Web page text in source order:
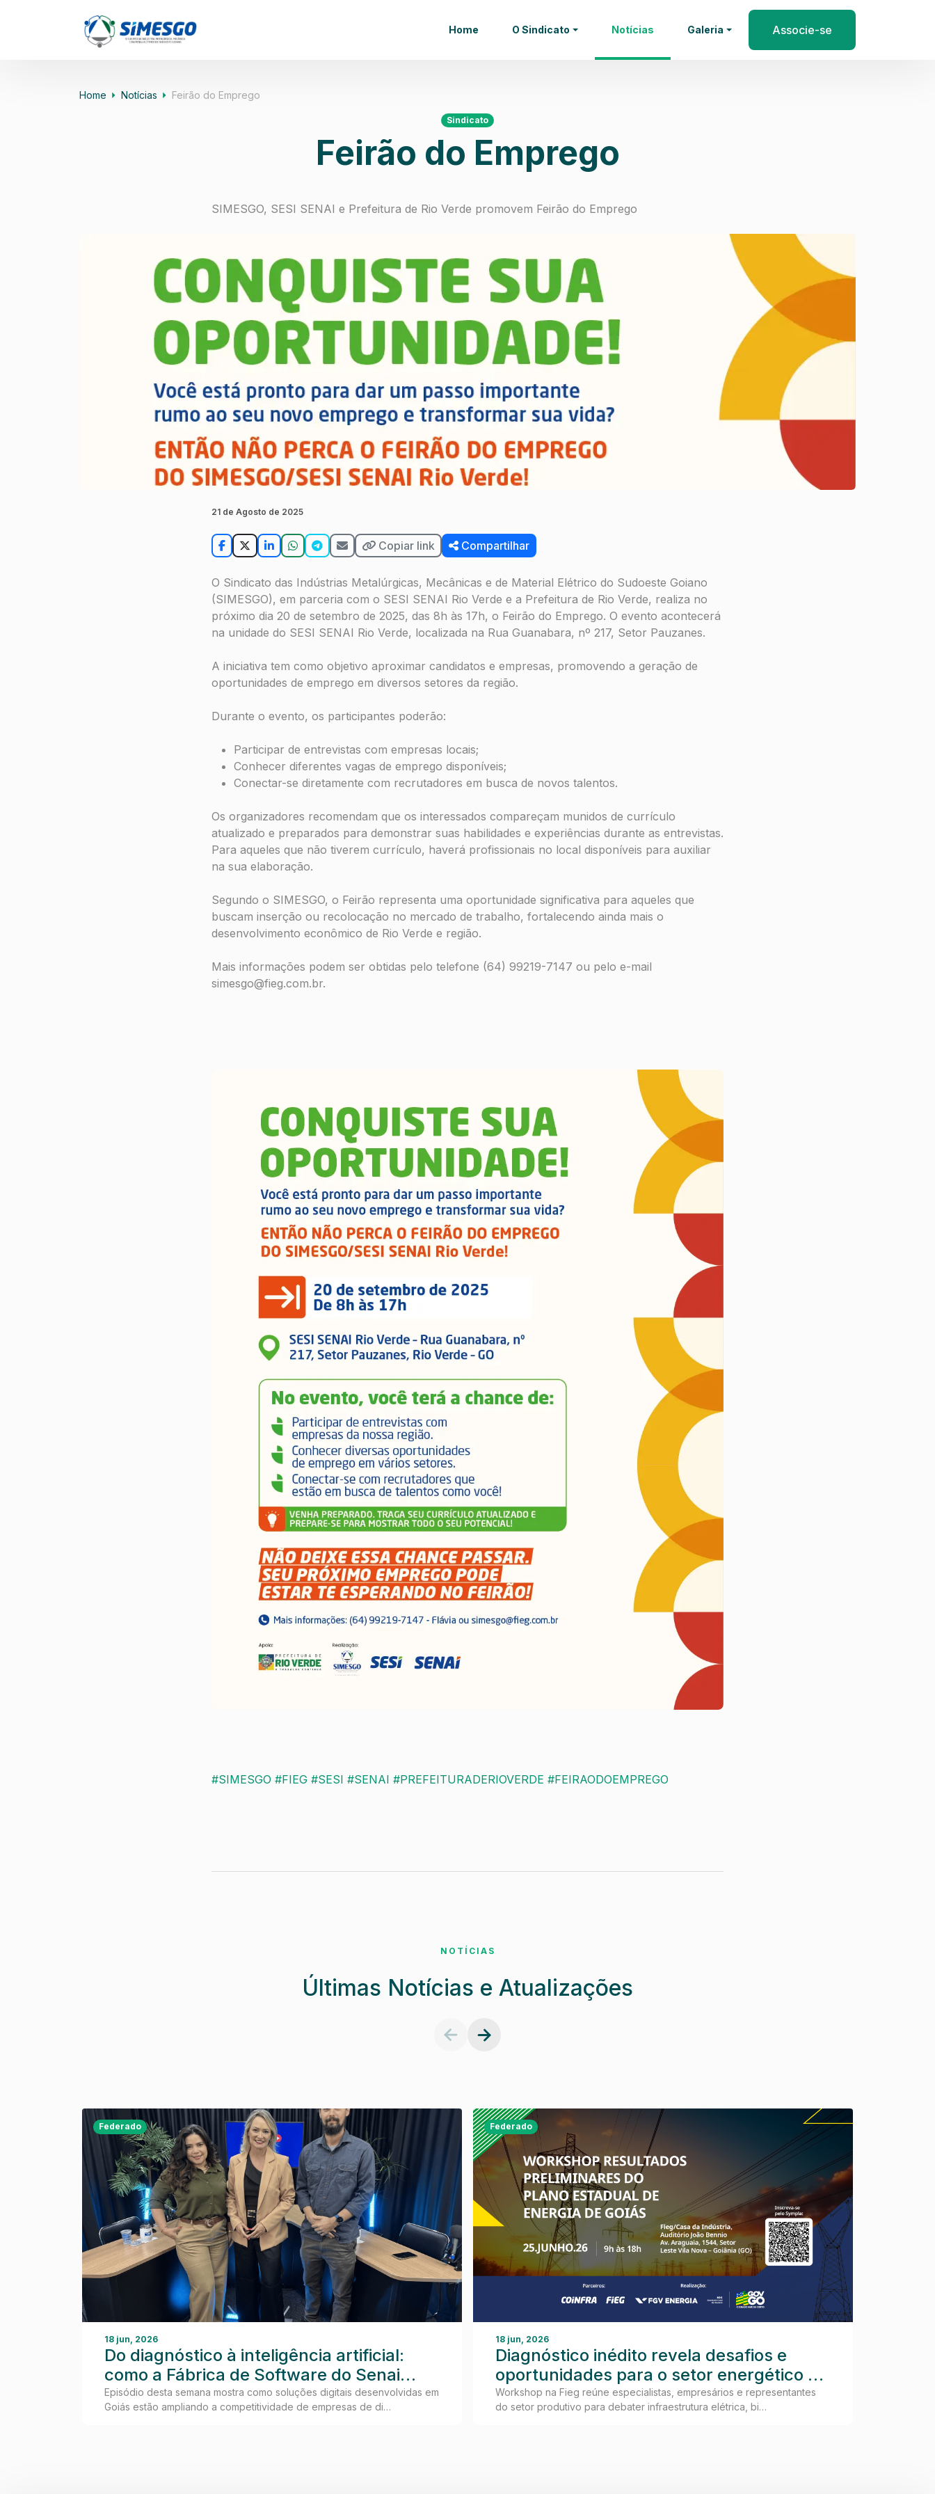
Home O Sindicato Notícias Galeria Associe-se
Home Notícias Feirão do Emprego
Sindicato
Feirão do Emprego
SIMESGO, SESI SENAI e Prefeitura de Rio Verde promovem Feirão do Emprego
21 de Agosto de 2025
Copiar link Compartilhar
O Sindicato das Indústrias Metalúrgicas, Mecânicas e de Material Elétrico do Sudoeste Goiano
(SIMESGO), em parceria com o SESI SENAI Rio Verde e a Prefeitura de Rio Verde, realiza no
próximo dia 20 de setembro de 2025, das 8h às 17h, o Feirão do Emprego. O evento acontecerá
na unidade do SESI SENAI Rio Verde, localizada na Rua Guanabara, nº 217, Setor Pauzanes.
A iniciativa tem como objetivo aproximar candidatos e empresas, promovendo a geração de
oportunidades de emprego em diversos setores da região.
Durante o evento, os participantes poderão:
Participar de entrevistas com empresas locais;
Conhecer diferentes vagas de emprego disponíveis;
Conectar-se diretamente com recrutadores em busca de novos talentos.
Os organizadores recomendam que os interessados compareçam munidos de currículo
atualizado e preparados para demonstrar suas habilidades e experiências durante as entrevistas.
Para aqueles que não tiverem currículo, haverá profissionais no local disponíveis para auxiliar
na sua elaboração.
Segundo o SIMESGO, o Feirão representa uma oportunidade significativa para aqueles que
buscam inserção ou recolocação no mercado de trabalho, fortalecendo ainda mais o
desenvolvimento econômico de Rio Verde e região.
Mais informações podem ser obtidas pelo telefone (64) 99219-7147 ou pelo e-mail
simesgo@fieg.com.br.
#SIMESGO #FIEG #SESI #SENAI #PREFEITURADERIOVERDE #FEIRAODOEMPREGO
NOTÍCIAS
Últimas Notícias e Atualizações
Federado
18 jun, 2026
Do diagnóstico à inteligência artificial:
como a Fábrica de Software do Senai
Fatesg ajuda empresas a inovar
Episódio desta semana mostra como soluções digitais desenvolvidas em
Goiás estão ampliando a competitividade de empresas de di…
Federado
18 jun, 2026
Diagnóstico inédito revela desafios e
oportunidades para o setor energético de
Goiás
Workshop na Fieg reúne especialistas, empresários e representantes
do setor produtivo para debater infraestrutura elétrica, bi…